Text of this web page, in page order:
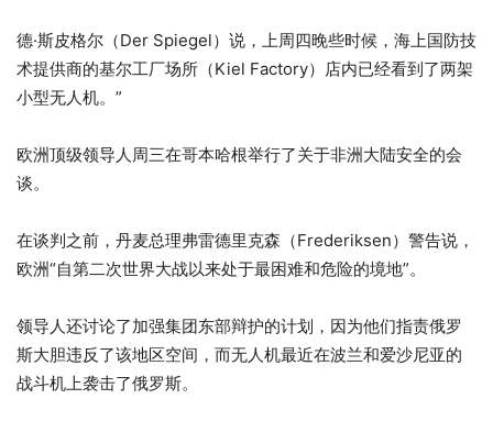
德·斯皮格尔（Der Spiegel）说，上周四晚些时候，海上国防技
术提供商的基尔工厂场所（Kiel Factory）店内已经看到了两架
小型无人机。”
欧洲顶级领导人周三在哥本哈根举行了关于非洲大陆安全的会
谈。
在谈判之前，丹麦总理弗雷德里克森（Frederiksen）警告说，
欧洲“自第二次世界大战以来处于最困难和危险的境地”。
领导人还讨论了加强集团东部辩护的计划，因为他们指责俄罗
斯大胆违反了该地区空间，而无人机最近在波兰和爱沙尼亚的
战斗机上袭击了俄罗斯。